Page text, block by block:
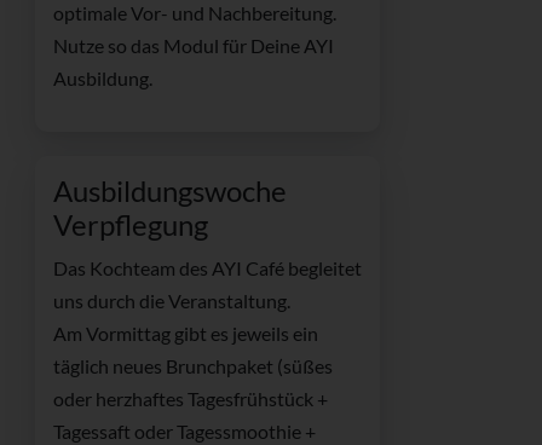
optimale Vor- und Nachbereitung.
Nutze so das Modul für Deine AYI
Ausbildung.
Ausbildungswoche
Verpflegung
Das Kochteam des AYI Café begleitet
uns durch die Veranstaltung.
Am Vormittag gibt es jeweils ein
täglich neues Brunchpaket (süßes
oder herzhaftes Tagesfrühstück +
Tagessaft oder Tagessmoothie +